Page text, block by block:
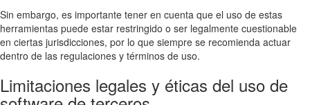
Sin embargo, es importante tener en cuenta que el uso de estas
herramientas puede estar restringido o ser legalmente cuestionable
en ciertas jurisdicciones, por lo que siempre se recomienda actuar
dentro de las regulaciones y términos de uso.
Limitaciones legales y éticas del uso de